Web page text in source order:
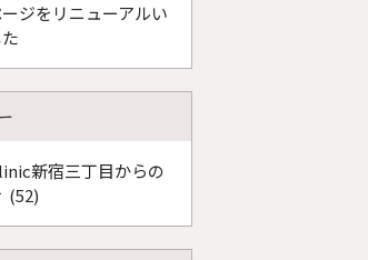
ジをリニューアルい
新宿三丁目からの
(52)